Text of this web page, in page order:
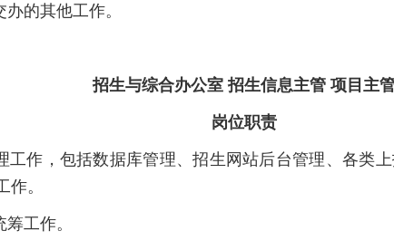
的其他工作。
招生与综合办公室 招生信息主管 项目主
岗位职责
工作，包括数据库管理、招生网站后台管理、各类
。
工作。